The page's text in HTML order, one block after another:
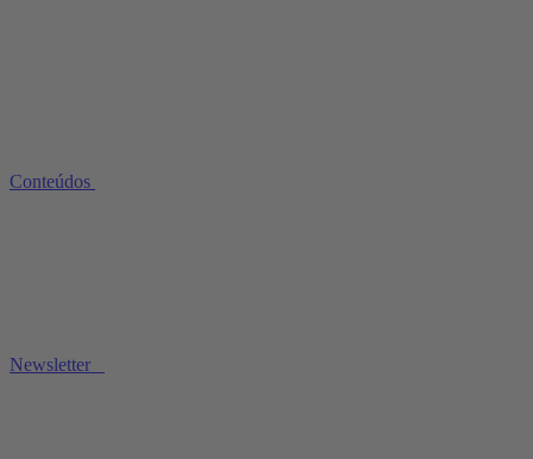
Conteúdos
Newsletter